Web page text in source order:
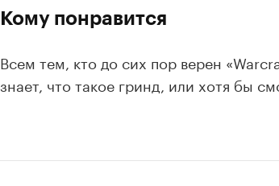
Кому понравится
Всем тем, кто до сих пор верен
знает, что такое гринд, или хотя бы